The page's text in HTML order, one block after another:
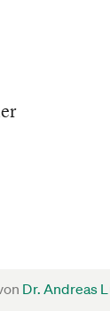
Dr. Andreas